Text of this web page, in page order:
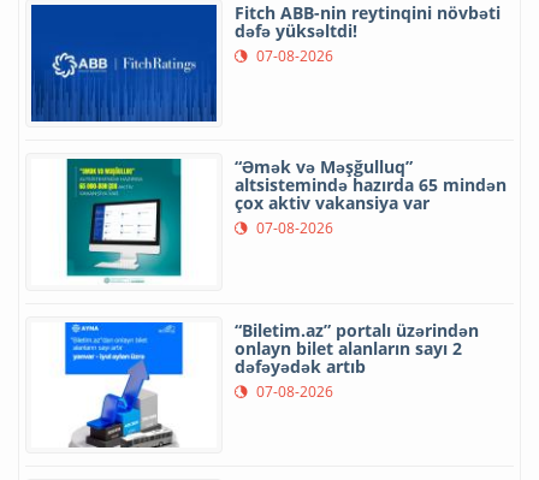
Fitch ABB-nin reytinqini növbəti
dəfə yüksəltdi!
07-08-2026
“Əmək və Məşğulluq”
altsistemində hazırda 65 mindən
çox aktiv vakansiya var
07-08-2026
“Biletim.az” portalı üzərindən
onlayn bilet alanların sayı 2
dəfəyədək artıb
07-08-2026